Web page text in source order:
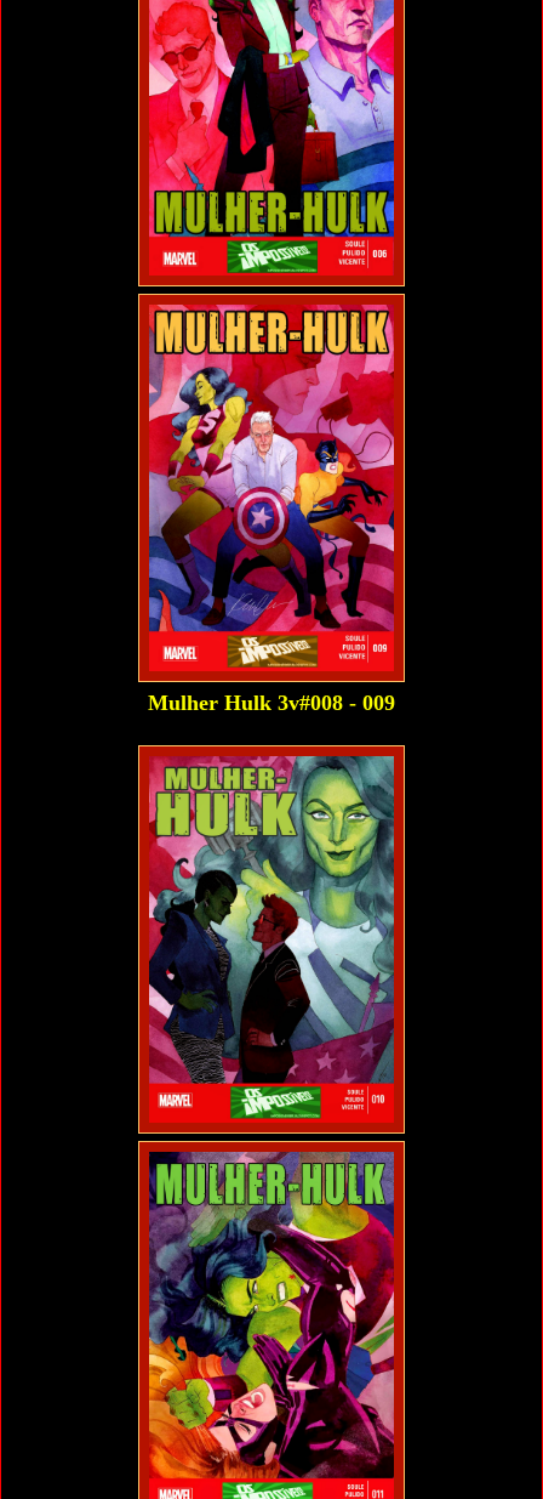
Mulher Hulk 3v#008 - 009